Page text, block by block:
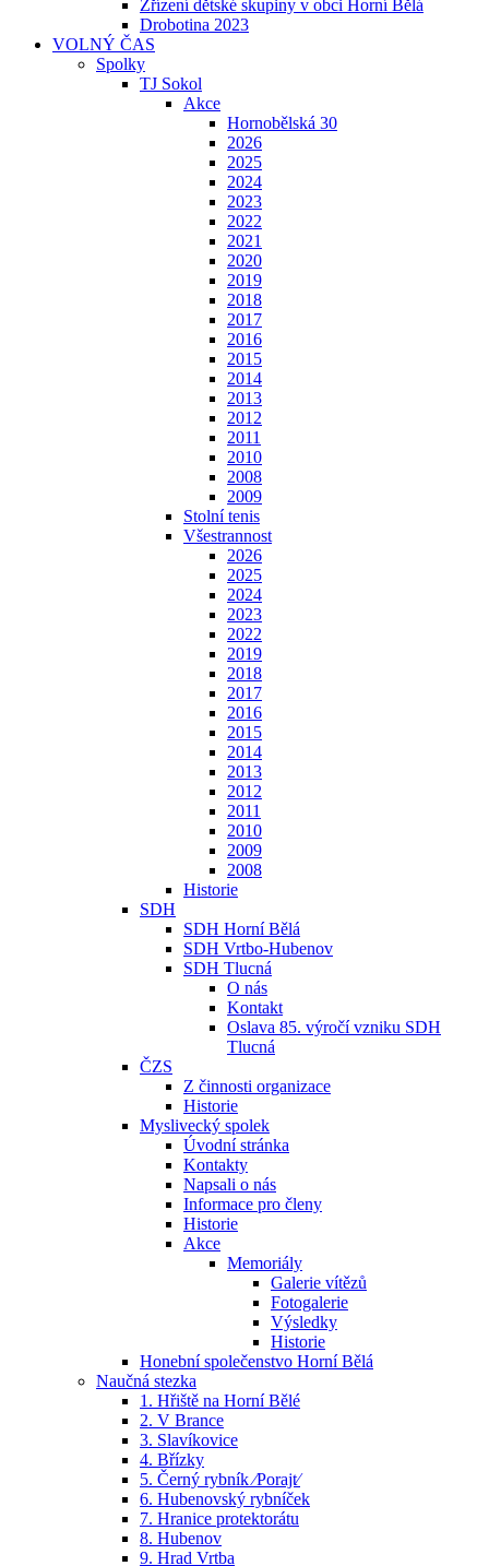
Zřízení dětské skupiny v obci Horní Bělá
Drobotina 2023
VOLNÝ ČAS
Spolky
TJ Sokol
Akce
Hornobělská 30
2026
2025
2024
2023
2022
2021
2020
2019
2018
2017
2016
2015
2014
2013
2012
2011
2010
2008
2009
Stolní tenis
Všestrannost
2026
2025
2024
2023
2022
2019
2018
2017
2016
2015
2014
2013
2012
2011
2010
2009
2008
Historie
SDH
SDH Horní Bělá
SDH Vrtbo-Hubenov
SDH Tlucná
O nás
Kontakt
Oslava 85. výročí vzniku SDH
Tlucná
ČZS
Z činnosti organizace
Historie
Myslivecký spolek
Úvodní stránka
Kontakty
Napsali o nás
Informace pro členy
Historie
Akce
Memoriály
Galerie vítězů
Fotogalerie
Výsledky
Historie
Honební společenstvo Horní Bělá
Naučná stezka
1. Hřiště na Horní Bělé
2. V Brance
3. Slavíkovice
4. Břízky
5. Černý rybník ⁄Porajt⁄
6. Hubenovský rybníček
7. Hranice protektorátu
8. Hubenov
9. Hrad Vrtba